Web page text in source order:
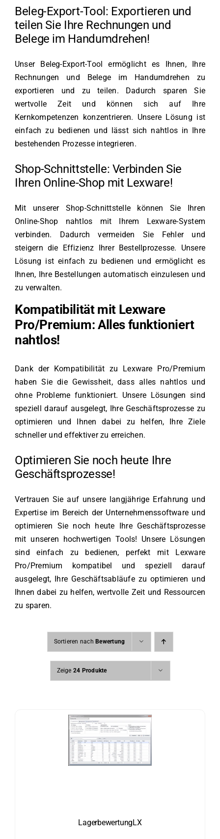
Beleg-Export-Tool: Exportieren und
teilen Sie Ihre Rechnungen und
Belege im Handumdrehen!
Unser Beleg-Export-Tool ermöglicht es Ihnen, Ihre
Rechnungen und Belege im Handumdrehen zu
exportieren und zu teilen. Dadurch sparen Sie
wertvolle Zeit und können sich auf Ihre
Kernkompetenzen konzentrieren. Unsere Lösung ist
einfach zu bedienen und lässt sich nahtlos in Ihre
bestehenden Prozesse integrieren.
Shop-Schnittstelle: Verbinden Sie
Ihren Online-Shop mit Lexware!
Mit unserer Shop-Schnittstelle können Sie Ihren
Online-Shop nahtlos mit Ihrem Lexware-System
verbinden. Dadurch vermeiden Sie Fehler und
steigern die Effizienz Ihrer Bestellprozesse. Unsere
Lösung ist einfach zu bedienen und ermöglicht es
Ihnen, Ihre Bestellungen automatisch einzulesen und
zu verwalten.
Kompatibilität mit Lexware
Pro/Premium: Alles funktioniert
nahtlos!
Dank der Kompatibilität zu Lexware Pro/Premium
haben Sie die Gewissheit, dass alles nahtlos und
ohne Probleme funktioniert. Unsere Lösungen sind
speziell darauf ausgelegt, Ihre Geschäftsprozesse zu
optimieren und Ihnen dabei zu helfen, Ihre Ziele
schneller und effektiver zu erreichen.
Optimieren Sie noch heute Ihre
Geschäftsprozesse!
Vertrauen Sie auf unsere langjährige Erfahrung und
Expertise im Bereich der Unternehmenssoftware und
optimieren Sie noch heute Ihre Geschäftsprozesse
mit unseren hochwertigen Tools! Unsere Lösungen
sind einfach zu bedienen, perfekt mit Lexware
Pro/Premium kompatibel und speziell darauf
ausgelegt, Ihre Geschäftsabläufe zu optimieren und
Ihnen dabei zu helfen, wertvolle Zeit und Ressourcen
zu sparen.
Sortieren nach Bewertung
Zeige 24 Produkte
LagerbewertungLX